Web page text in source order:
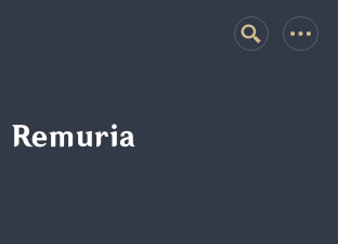
Remuria